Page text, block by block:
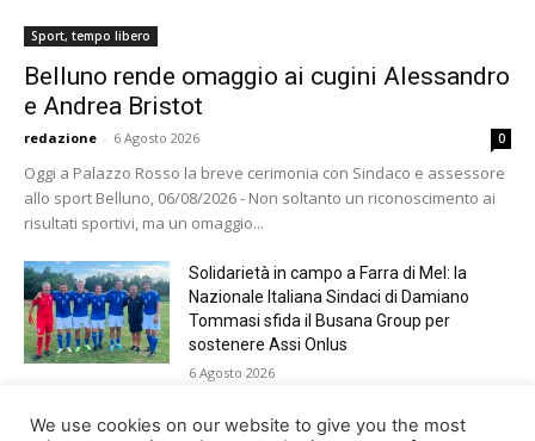
Sport, tempo libero
Belluno rende omaggio ai cugini Alessandro
e Andrea Bristot
redazione - 6 Agosto 2026 0
Oggi a Palazzo Rosso la breve cerimonia con Sindaco e assessore
allo sport Belluno, 06/08/2026 - Non soltanto un riconoscimento ai
risultati sportivi, ma un omaggio...
Solidarietà in campo a Farra di Mel: la
Nazionale Italiana Sindaci di Damiano
Tommasi sfida il Busana Group per
sostenere Assi Onlus
6 Agosto 2026
Shade, Dolcenera, Merk&Kremont,
We use cookies on our website to give you the most